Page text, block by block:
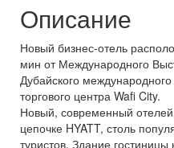
Описание
Новый бизнес-отель
мин от Международного
Дубайского
торгового центра Wafi City.
Новый, современный
цепочке HYATT, столь
туристов. Здание